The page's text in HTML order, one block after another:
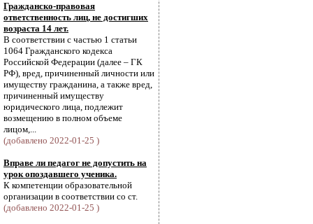
Гражданско-правовая
ответственность лиц, не достигших
возраста 14 лет.
В соответствии с частью 1 статьи
1064 Гражданского кодекса
Российской Федерации (далее – ГК
РФ), вред, причиненный личности или
имуществу гражданина, а также вред,
причиненный имуществу
юридического лица, подлежит
возмещению в полном объеме
лицом,...
(добавлено 2022-01-25 )
Вправе ли педагог не допустить на
урок опоздавшего ученика.
К компетенции образовательной
организации в соответствии со ст.
(добавлено 2022-01-25 )